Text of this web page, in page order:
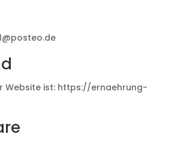
Website ist: https://ernaehrung-